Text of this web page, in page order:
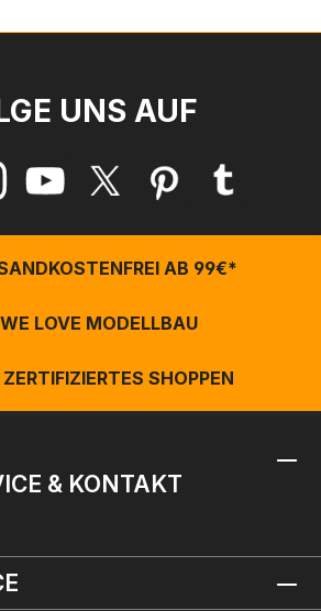
UNS AUF
AB 99€*
LOVE MODELLBAU
SHOPPEN
& KONTAKT